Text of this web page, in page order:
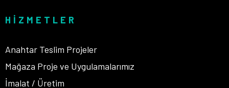
HIZMETLER
Anahtar Teslim Projeler
Mağaza Proje ve Uygulamalarımız
İmalat / Üretim